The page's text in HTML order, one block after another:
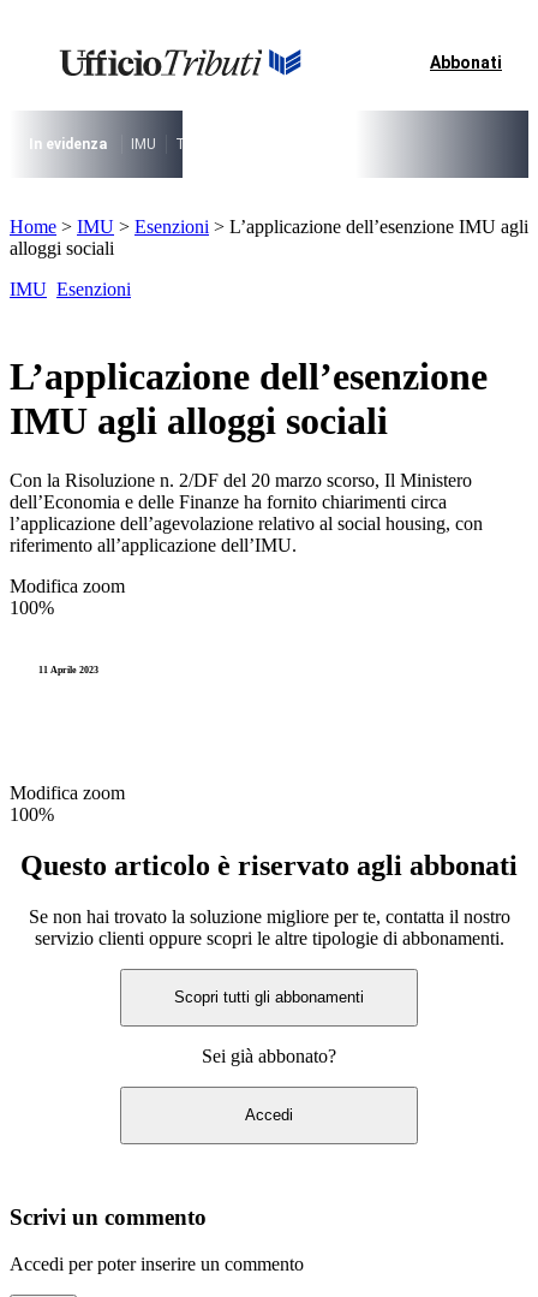
contenuto
I più cercati
Lorem ipsum dolor sit amet consectetur
Lorem ipsum dolor sit amet consectetur
Abbonati
In evidenza IMU TARI
I più cercati
Lorem ipsum dolor sit amet consectetur
Home > IMU > Esenzioni > L’applicazione dell’esenzione IMU agli
alloggi sociali
IMU Esenzioni
L’applicazione dell’esenzione
IMU agli alloggi sociali
Con la Risoluzione n. 2/DF del 20 marzo scorso, Il Ministero
dell’Economia e delle Finanze ha fornito chiarimenti circa
l’applicazione dell’agevolazione relativo al social housing, con
riferimento all’applicazione dell’IMU.
Modifica zoom
100%
11 Aprile 2023
Modifica zoom
100%
Questo articolo è riservato agli abbonati
Se non hai trovato la soluzione migliore per te, contatta il nostro
servizio clienti oppure scopri le altre tipologie di abbonamenti.
Scopri tutti gli abbonamenti
Sei già abbonato?
Accedi
Scrivi un commento
Accedi per poter inserire un commento